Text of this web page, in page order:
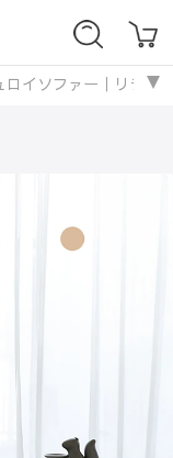
ロイソファー｜リラ
｜リラックス感たっ
｜リラックス感たっ
ー｜リラックス感た
リラックス感たっぷ